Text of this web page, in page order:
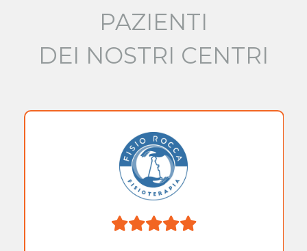
PAZIENTI
DEI NOSTRI CENTRI